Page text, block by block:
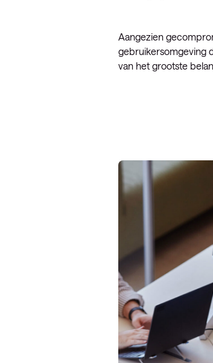
Aangezien
gebruikersomgeving
van het grootste